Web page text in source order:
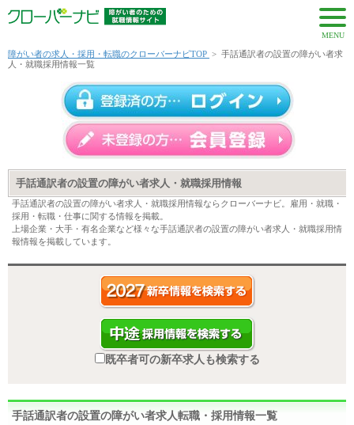
MENU
障がい者の求人・採用・転職のクローバーナビTOP > 手話通訳者の設置の障がい者求
人・就職採用情報一覧
手話通訳者の設置の障がい者求人・就職採用情報
手話通訳者の設置の障がい者求人・就職採用情報ならクローバーナビ。雇用・就職・
採用・転職・仕事に関する情報を掲載。
上場企業・大手・有名企業など様々な手話通訳者の設置の障がい者求人・就職採用情
報情報を掲載しています。
既卒者可の新卒求人も検索する
手話通訳者の設置の障がい者求人転職・採用情報一覧